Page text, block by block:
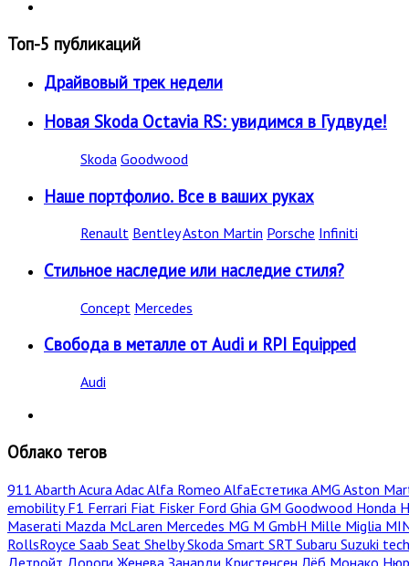
Топ-5 публикаций
Драйвовый трек недели
Новая Skoda Octavia RS: увидимся в Гудвуде!
Skoda Goodwood
Наше портфолио. Все в ваших руках
Renault BentleyAston Martin Porsche Infiniti
Стильное наследие или наследие стиля?
Concept Mercedes
Свобода в металле от Audi и RPI Equipped
Audi
Облако тегов
911 Abarth Acura AdacAlfa Romeo AlfaЕстетика AMG Aston
emobilityF1 Ferrari Fiat Fisker Ford Ghia GM Goodwood Honda
Maserati Mazda McLaren Mercedes MG M GmbH Mille Miglia
RollsRoyce Saab Seat ShelbySkoda Smart SRT Subaru Suzuki
Детройт Дороги Женева Занарди Кристенсен Лёб Монако